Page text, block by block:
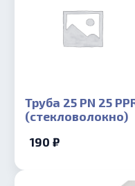
Труба 25 PN 25
(стекловолокно)
190 ₽